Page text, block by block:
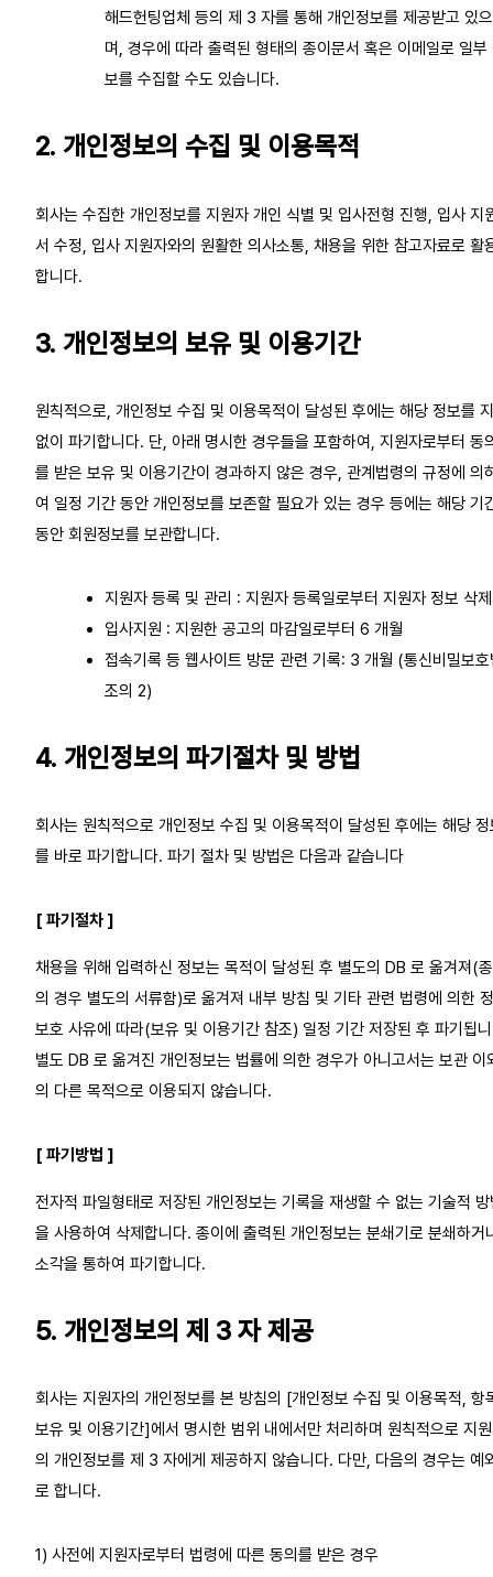
해드헌팅업체 등의 제 3 자를 통해 개인정보를 제공받고 있으
며, 경우에 따라 출력된 형태의 종이문서 혹은 이메일로 일부
보를 수집할 수도 있습니다.
2. 개인정보의 수집 및 이용목적
회사는 수집한 개인정보를 지원자 개인 식별 및 입사전형 진행, 입사 지
서 수정, 입사 지원자와의 원활한 의사소통, 채용을 위한 참고자료로 활
합니다.
3. 개인정보의 보유 및 이용기간
원칙적으로, 개인정보 수집 및 이용목적이 달성된 후에는 해당 정보를
없이 파기합니다. 단, 아래 명시한 경우들을 포함하여, 지원자로부터 동
를 받은 보유 및 이용기간이 경과하지 않은 경우, 관계법령의 규정에 의
여 일정 기간 동안 개인정보를 보존할 필요가 있는 경우 등에는 해당 기
동안 회원정보를 보관합니다.
지원자 등록 및 관리 : 지원자 등록일로부터 지원자 정보 삭
입사지원 : 지원한 공고의 마감일로부터 6 개월
접속기록 등 웹사이트 방문 관련 기록: 3 개월 (통신비밀보
조의 2)
4. 개인정보의 파기절차 및 방법
회사는 원칙적으로 개인정보 수집 및 이용목적이 달성된 후에는 해당 정
를 바로 파기합니다. 파기 절차 및 방법은 다음과 같습니다
[ 파기절차 ]
채용을 위해 입력하신 정보는 목적이 달성된 후 별도의 DB 로 옮겨져(
의 경우 별도의 서류함)로 옮겨져 내부 방침 및 기타 관련 법령에 의한
보호 사유에 따라(보유 및 이용기간 참조) 일정 기간 저장된 후 파기됩
별도 DB 로 옮겨진 개인정보는 법률에 의한 경우가 아니고서는 보관 이
의 다른 목적으로 이용되지 않습니다.
[ 파기방법 ]
전자적 파일형태로 저장된 개인정보는 기록을 재생할 수 없는 기술적 방
을 사용하여 삭제합니다. 종이에 출력된 개인정보는 분쇄기로 분쇄하거
소각을 통하여 파기합니다.
5. 개인정보의 제 3 자 제공
회사는 지원자의 개인정보를 본 방침의 [개인정보 수집 및 이용목적, 항
보유 및 이용기간]에서 명시한 범위 내에서만 처리하며 원칙적으로 지
의 개인정보를 제 3 자에게 제공하지 않습니다. 다만, 다음의 경우는 예
로 합니다.
1) 사전에 지원자로부터 법령에 따른 동의를 받은 경우